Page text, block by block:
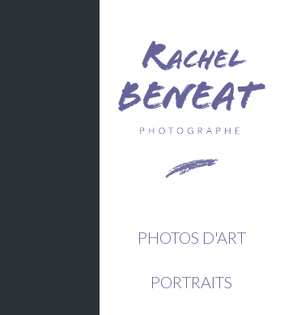
PHOTOS D'ART
PORTRAITS